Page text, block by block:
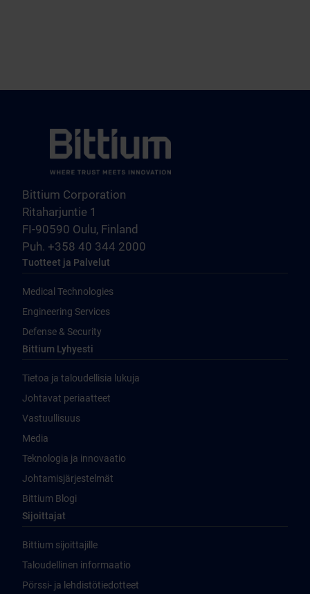
Bittium Corporation
Ritaharjuntie 1
FI-90590 Oulu, Finland
Puh. +358 40 344 2000
Tuotteet ja Palvelut
Medical Technologies
Engineering Services
Defense & Security
Bittium Lyhyesti
Tietoa ja taloudellisia lukuja
Johtavat periaatteet
Vastuullisuus
Media
Teknologia ja innovaatio
Johtamisjärjestelmät
Bittium Blogi
Sijoittajat
Bittium sijoittajille
Taloudellinen informaatio
Pörssi- ja lehdistötiedotteet